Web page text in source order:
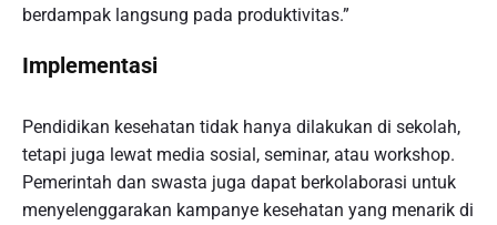
berdampak langsung pada produktivitas.”
Implementasi
Pendidikan kesehatan tidak hanya dilakukan di sekolah,
tetapi juga lewat media sosial, seminar, atau workshop.
Pemerintah dan swasta juga dapat berkolaborasi untuk
menyelenggarakan kampanye kesehatan yang menarik di